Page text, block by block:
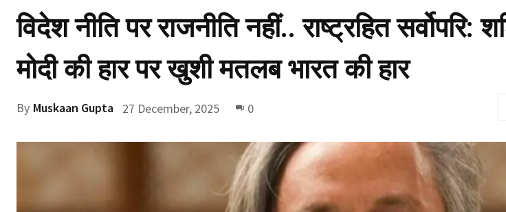
विदेश नीति पर राजनीति नहीं.. राष्ट्रहित
मोदी की हार पर खुशी मतलब भारत की हार
By Muskaan Gupta 27 December, 2025 0